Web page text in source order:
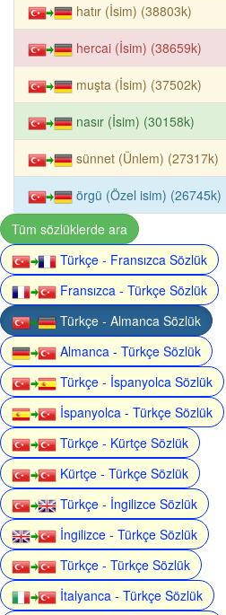
hatır (İsim) (38803k)
hercai (İsim) (38659k)
muşta (İsim) (37502k)
nasır (İsim) (30158k)
sünnet (Ünlem) (27317k)
örgü (Özel isim) (26745k)
Tüm sözlüklerde ara
Türkçe - Fransızca Sözlük
Fransızca - Türkçe Sözlük
Türkçe - Almanca Sözlük
Almanca - Türkçe Sözlük
Türkçe - İspanyolca Sözlük
İspanyolca - Türkçe Sözlük
Türkçe - Kürtçe Sözlük
Kürtçe - Türkçe Sözlük
Türkçe - İngilizce Sözlük
İngilizce - Türkçe Sözlük
Türkçe - Türkçe Sözlük
İtalyanca - Türkçe Sözlük